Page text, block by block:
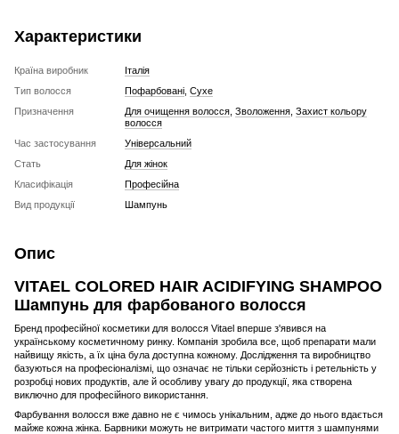
Характеристики
Країна виробник
Італія
Тип волосся
Пофарбовані Сухе
Призначення
Для очищення волосся Зволоження Захист кольору
волосся
Час застосування
Універсальний
Стать
Для жінок
Класифікація
Професійна
Вид продукції
Шампунь
Опис
VITAEL COLORED HAIR ACIDIFYING SHAMPOO
Шампунь для фарбованого волосся
Бренд професійної косметики для волосся Vitael вперше з'явився на
українському косметичному ринку. Компанія зробила все, щоб препарати мали
найвищу якість, а їх ціна була доступна кожному. Дослідження та виробництво
базуються на професіоналізмі, що означає не тільки серйозність і ретельність у
розробці нових продуктів, але й особливу увагу до продукції, яка створена
виключно для професійного використання.
Фарбування волосся вже давно не є чимось унікальним, адже до нього вдається
майже кожна жінка. Барвники можуть не витримати частого миття з шампунями